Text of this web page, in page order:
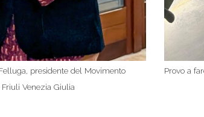
presidente del Movimento
Venezia Giulia
Provo a